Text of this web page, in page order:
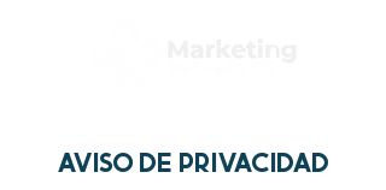
AVISO DE PRIVACIDAD